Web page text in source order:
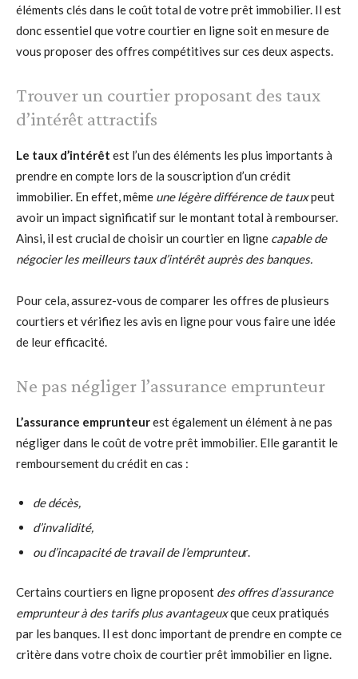
éléments clés dans le coût total de votre prêt immobilier. Il est
donc essentiel que votre courtier en ligne soit en mesure de
vous proposer des offres compétitives sur ces deux aspects.
Trouver un courtier proposant des taux
d’intérêt attractifs
Le taux d’intérêt est l’un des éléments les plus importants à
prendre en compte lors de la souscription d’un crédit
immobilier. En effet, même une légère différence de tauxpeut
avoir un impact significatif sur le montant total à rembourser.
Ainsi, il est crucial de choisir un courtier en ligne capable de
négocier les meilleurs taux d’intérêt auprès des banques.
Pour cela, assurez-vous de comparer les offres de plusieurs
courtiers et vérifiez les avis en ligne pour vous faire une idée
de leur efficacité.
Ne pas négliger l’assurance emprunteur
L’assurance emprunteurest également un élément à ne pas
négliger dans le coût de votre prêt immobilier. Elle garantit le
remboursement du crédit en cas :
de décès,
d’invalidité,
ou d’incapacité de travail de l’emprunteur.
Certains courtiers en ligne proposent des offres d’assurance
emprunteur à des tarifs plus avantageuxque ceux pratiqués
par les banques. Il est donc important de prendre en compte ce
critère dans votre choix de courtier prêt immobilier en ligne.